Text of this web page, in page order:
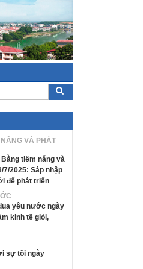
VÀ PHÁT
tiềm năng và
7/2025: Sáp nhập
để phát triển
yêu nước ngày
kinh tế giỏi,
sự tối ngày